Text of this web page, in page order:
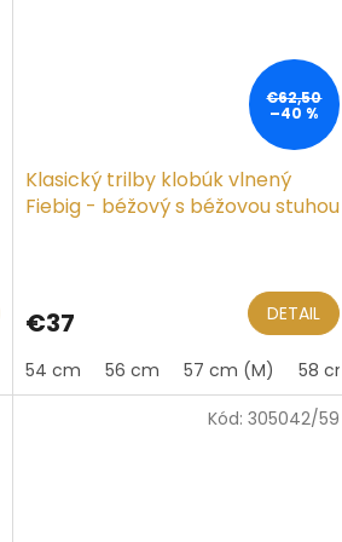
€62,50
–40 %
Klasický trilby klobúk vlnený
Fiebig - béžový s béžovou stuhou
je
z
5
€37 DETAIL
54 cm 56 cm 57 cm (M) 58 cm
Kód: 305042/59